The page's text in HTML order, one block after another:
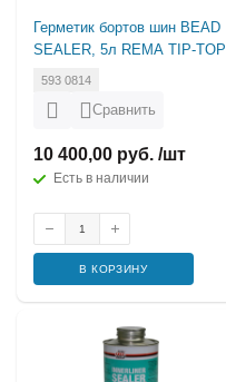
Герметик бортов шин BEAD
SEALER, 5л REMA TIP-TOP
593 0814
Сравнить
10 400,00 руб. /шт
Есть в наличии
В КОРЗИНУ